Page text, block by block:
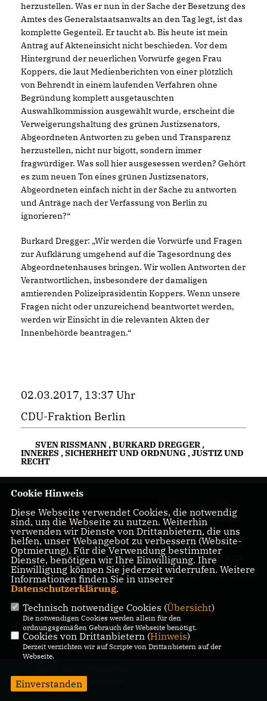
herzustellen. Was er nun in der Sache der Besetzung des
Amtes des Generalstaatsanwalts an den Tag legt, ist das
komplette Gegenteil. Er taucht ab. Bis heute ist mein
Antrag auf Akteneinsicht nicht beschieden. Vor dem
Hintergrund der neuerlichen Vorwürfe gegen Frau
Koppers, die laut Medienberichten von einer plötzlich
von Behrendt in einem laufenden Verfahren ohne
Begründung komplett ausgetauschten
Auswahlkommission ausgewählt wurde, erscheint die
Verweigerungshaltung des grünen Justizsenators,
Abgeordneten Antworten zu geben und Transparenz
herzustellen, nicht nur bigott, sondern immer
fragwürdiger. Was soll hier ausgesessen werden? Gehört
es zum neuen Ton eines grünen Justizsenators,
Abgeordneten einfach nicht in der Sache zu antworten
und Anträge nach der Verfassung von Berlin zu
ignorieren?“
Burkard Dregger: „Wir werden die Vorwürfe und Fragen
zur Aufklärung umgehend auf die Tagesordnung des
Abgeordnetenhauses bringen. Wir wollen Antworten der
Verantwortlichen, insbesondere der damaligen
amtierenden Polizeipräsidentin Koppers. Wenn unsere
Fragen nicht oder unzureichend beantwortet werden,
werden wir Einsicht in die relevanten Akten der
Innenbehörde beantragen.“
02.03.2017, 13:37 Uhr
CDU-Fraktion Berlin
SVEN RISSMANN,BURKARD DREGGER,
INNERES ,SICHERHEIT UND ORDNUNG,JUSTIZ UND
RECHT
Abgeordneten aus
allen Bezirken
Berlins sind wir die
größte Fraktion im
Berliner Abgeordnetenhaus.
IMPRESSUM DATENSCHUTZ KONTAKT
Alle Rechte vorbehalten.
Cookie Hinweis
Diese Webseite verwendet Cookies, die notwendig
sind, um die Webseite zu nutzen. Weiterhin
verwenden wir Dienste von Drittanbietern, die uns
helfen, unser Webangebot zu verbessern (Website-
Optmierung). Für die Verwendung bestimmter
Dienste, benötigen wir Ihre Einwilligung. Ihre
Einwilligung können Sie jederzeit widerrufen. Weitere
Informationen finden Sie in unserer
Datenschutzerklärung.
Technisch notwendige Cookies (Übersicht)
Die notwendigen Cookies werden allein für den
ordnungsgemäßen Gebrauch der Webseite benötigt.
Cookies von Drittanbietern (Hinweis)
Derzeit verzichten wir auf Scripte von Drittanbietern auf der
Webseite.
Einverstanden